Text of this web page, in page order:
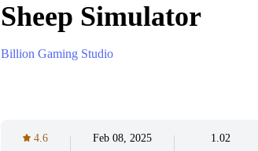
Sheep Simulator
Billion Gaming Studio
4.6 Feb 08, 2025 1.02